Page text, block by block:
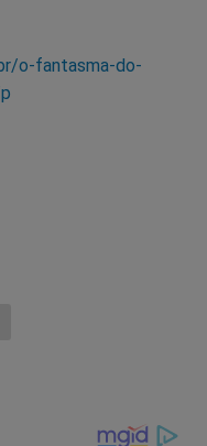
o-fantasma-do-